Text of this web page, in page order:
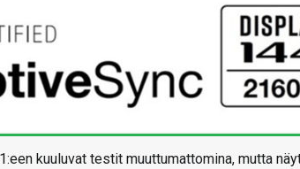
kuuluvat testit muuttumattomina, mutta